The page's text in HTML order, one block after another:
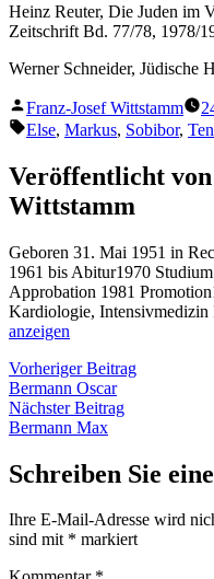
Heinz Reuter, Die Juden im
Zeitschrift Bd. 77/78, 1978/
Werner Schneider, Jüdische
Veröffentlicht
von
Franz-Josef Wittstamm
Schlagwörter:
Else, Markus, Sobibor,
Veröffentlicht
Wittstamm
Geboren 31. Mai 1951 in
1961 bis Abitur1970
Approbation 1981
Kardiologie, Intensivmedizin
anzeigen
Beitragsnavigation
Vorheriger BeitragVorheriger
Bermann Oscar
Nächster BeitragNächster
Bermann Max
Schreiben Sie
Ihre E-Mail-Adresse wird
sind mit * markiert